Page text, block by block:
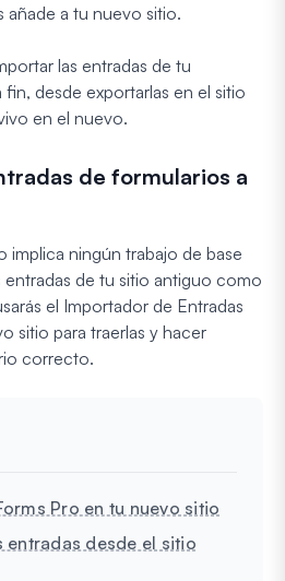
a tu nuevo sitio.
las entradas de tu
desde exportarlas en el sitio
en el nuevo.
de formularios a
implica ningún trabajo de base
entradas de tu sitio antiguo como
el Importador de Entradas
sitio para traerlas y hacer
correcto.
Pro en tu nuevo sitio
entradas desde el sitio